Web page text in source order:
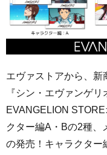
エヴァストアから、新
『シン・エヴァンゲ
EVANGELION
クター編A・Bの2種、
の発売！キャラクター